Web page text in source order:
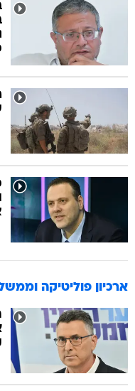
ארכיון פוליטיקה וממשל -